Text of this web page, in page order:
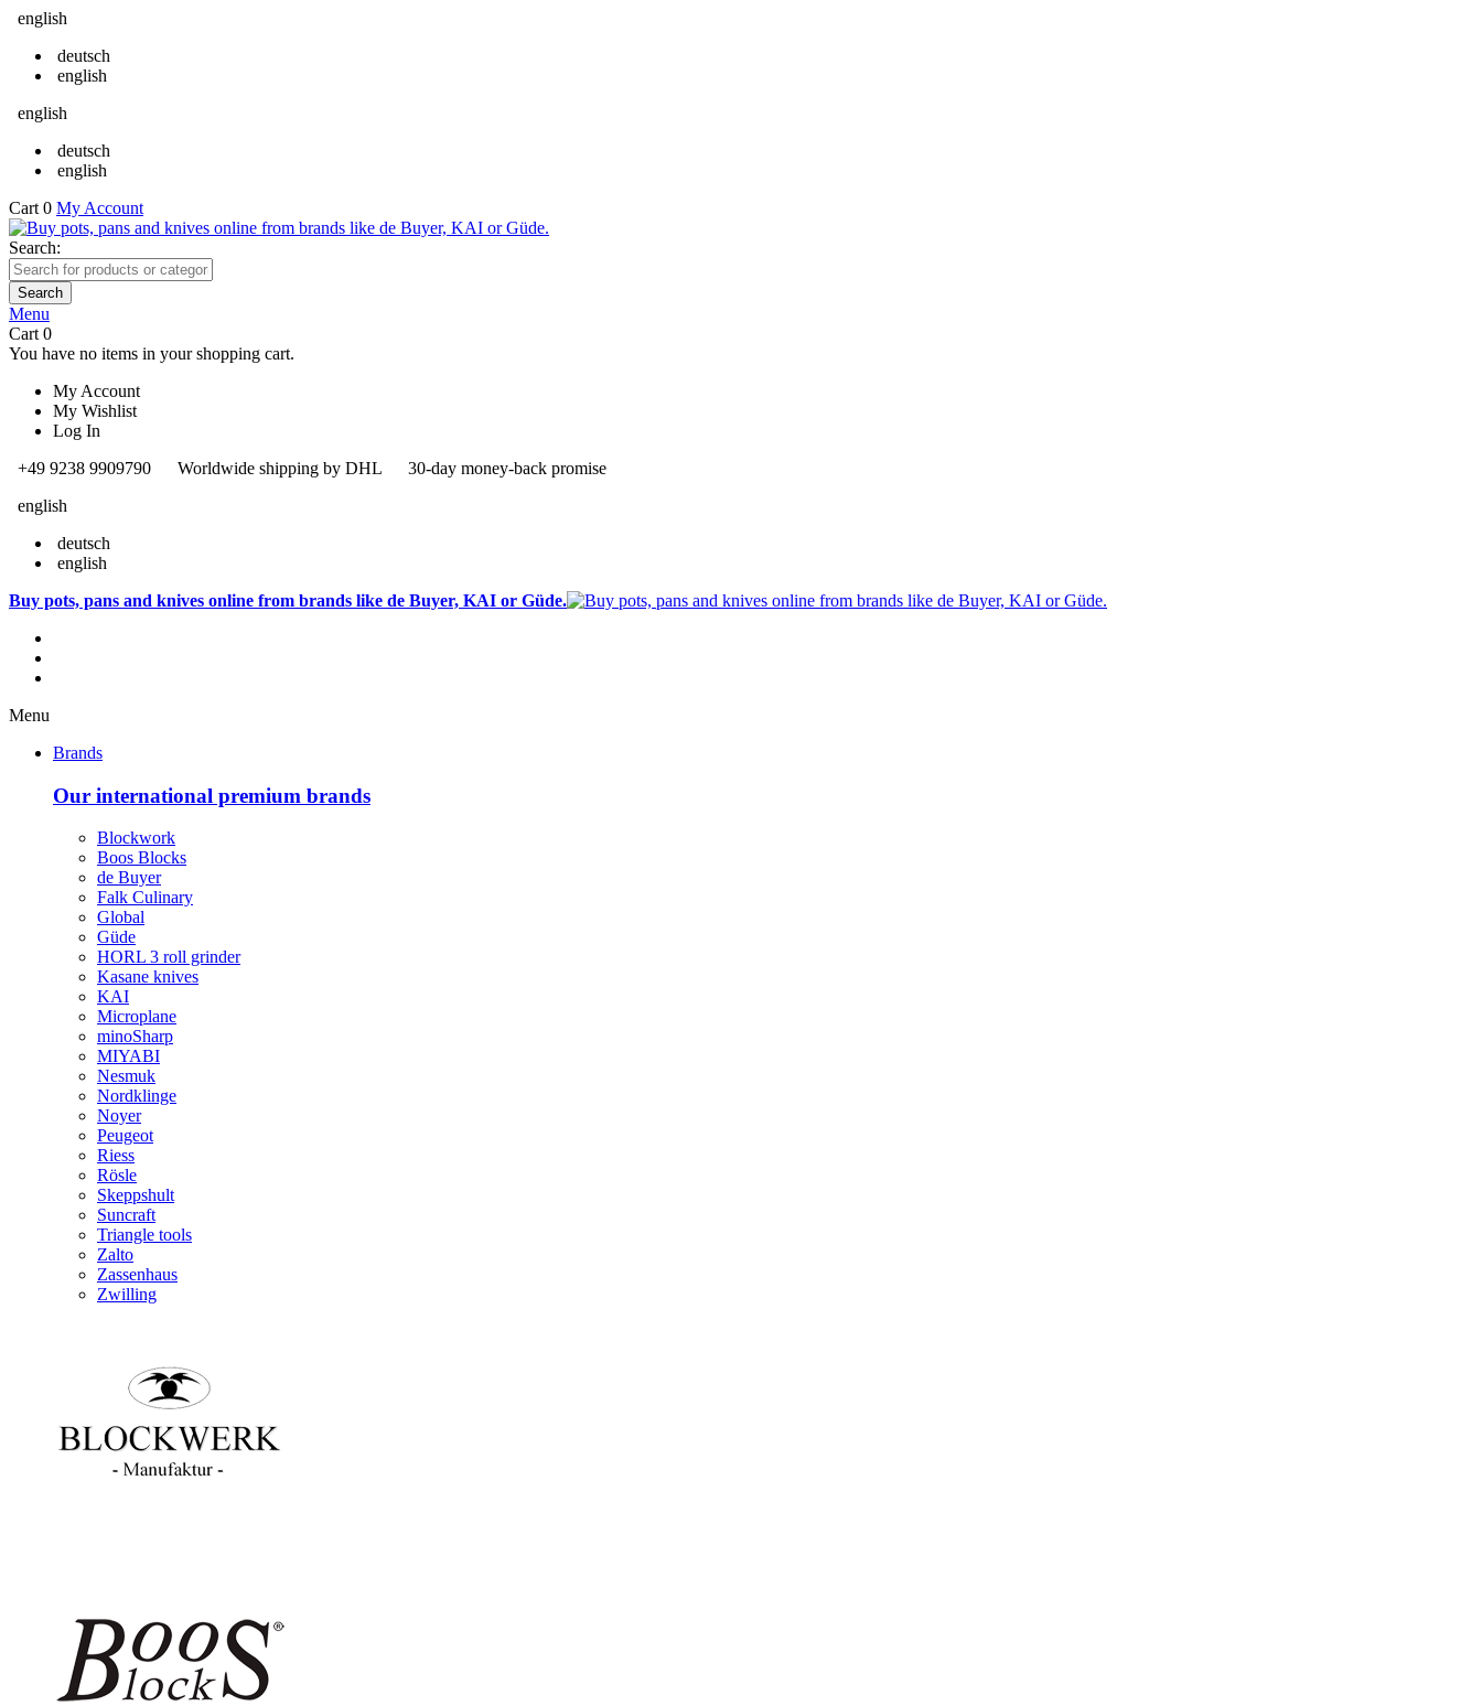
english
deutsch
english
english
deutsch
english
Cart 0 My Account
Search:
Search
Menu
Cart 0
You have no items in your shopping cart.
My Account
My Wishlist
Log In
+49 9238 9909790
Worldwide shipping by DHL
30-day money-back promise
english
deutsch
english
Buy pots, pans and knives online from brands like de Buyer, KAI or Güde.
Menu
Brands
Our international premium brands
Blockwork
Boos Blocks
de Buyer
Falk Culinary
Global
Güde
HORL 3 roll grinder
Kasane knives
KAI
Microplane
minoSharp
MIYABI
Nesmuk
Nordklinge
Noyer
Peugeot
Riess
Rösle
Skeppshult
Suncraft
Triangle tools
Zalto
Zassenhaus
Zwilling